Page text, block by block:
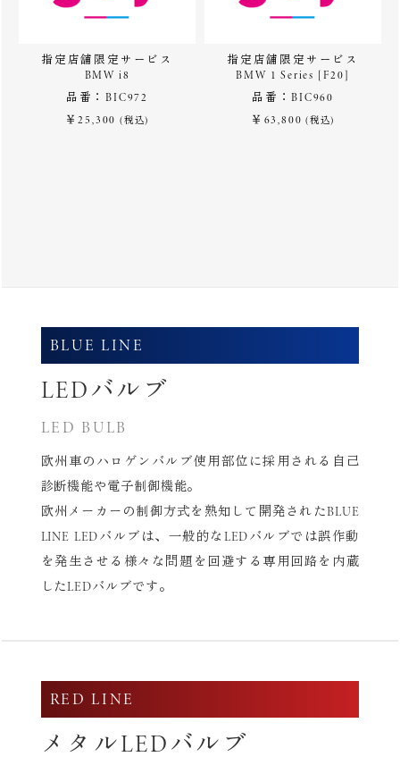
指定店舗限定サービス
BMW i8
品番：BIC972
￥25,300(税込)
指定店舗限定サービス
BMW 1 Series [F20]
品番：BIC960
￥63,800(税込)
BLUE LINE
LEDバルブ
LED BULB
欧州車のハロゲンバルブ使用部位に採用される自己
診断機能や電子制御機能。
欧州メーカーの制御方式を熟知して開発されたBLUE
LINE LEDバルブは、 一般的なLEDバルブでは誤作動
を発生させる様々な問題を回避する専用回路を内蔵
したLEDバルブです。
RED LINE
メタルLEDバルブ